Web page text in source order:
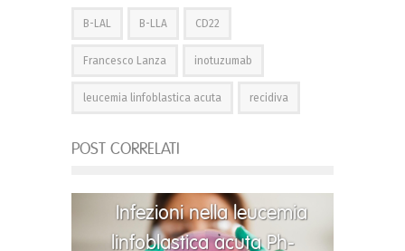
B-LAL B-LLA CD22
Francesco Lanza inotuzumab
leucemia linfoblastica acuta recidiva
POST CORRELATI
Infezioni nella leucemia
linfoblastica acuta Ph-